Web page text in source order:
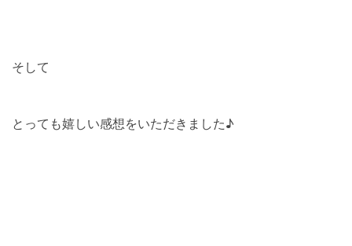
そして
とっても嬉しい感想をいただきました♪